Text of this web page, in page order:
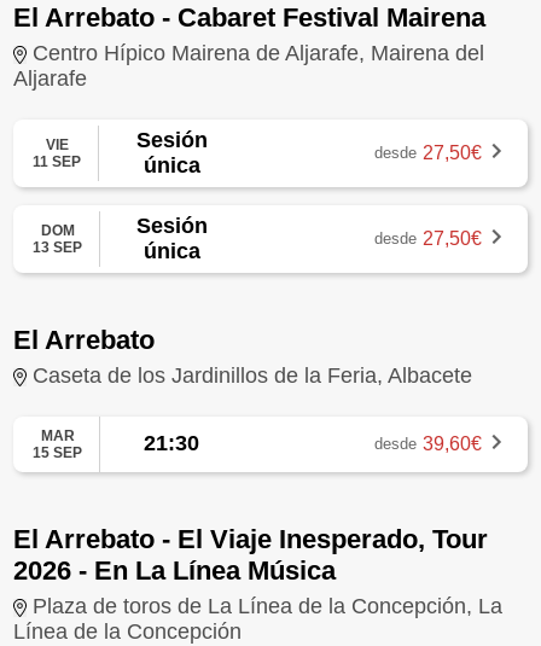
El Arrebato - Cabaret Festival Mairena
Centro Hípico Mairena de Aljarafe, Mairena del
Aljarafe
VIE
11 SEP
Sesión
única
desde 27,50€
DOM
13 SEP
Sesión
única
desde 27,50€
El Arrebato
Caseta de los Jardinillos de la Feria, Albacete
MAR
15 SEP
21:30 desde 39,60€
El Arrebato - El Viaje Inesperado, Tour
2026 - En La Línea Música
Plaza de toros de La Línea de la Concepción, La
Línea de la Concepción